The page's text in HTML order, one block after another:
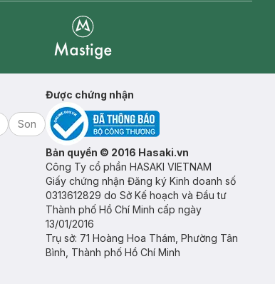
Son
Được chứng nhận
Bản quyền © 2016 Hasaki.vn
Công Ty cổ phần HASAKI VIETNAM
Giấy chứng nhận Đăng ký Kinh doanh số
0313612829 do Sở Kế hoạch và Đầu tư
Thành phố Hồ Chí Minh cấp ngày
13/01/2016
Trụ sở: 71 Hoàng Hoa Thám, Phường Tân
Bình, Thành phố Hồ Chí Minh